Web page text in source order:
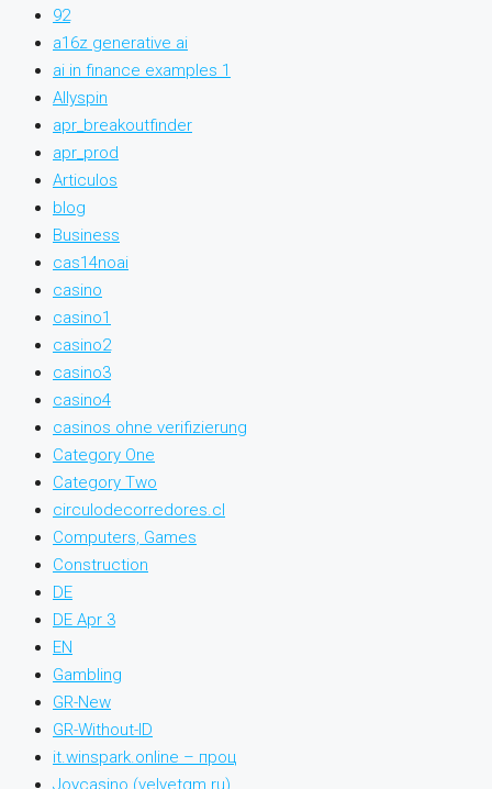
92
a16z generative ai
ai in finance examples 1
Allyspin
apr_breakoutfinder
apr_prod
Articulos
blog
Business
cas14noai
casino
casino1
casino2
casino3
casino4
casinos ohne verifizierung
Category One
Category Two
circulodecorredores.cl
Computers, Games
Construction
DE
DE Apr 3
EN
Gambling
GR-New
GR-Without-ID
it.winspark.online – проц
Joycasino (velvetgm.ru)